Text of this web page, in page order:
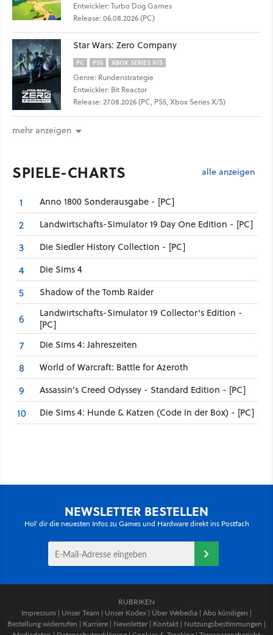
Entwickler: Turbo Dog Games
Release: 06.08.2026 (PC)
Star Wars: Zero Company
PC PS5 XBOX SERIES X/S
Genre: Rundenstrategie
Entwickler: Bit Reactor
Release: 27.08.2026 (PC, PS5, Xbox Series X/S)
mehr anzeigen
SPIELE-CHARTS alle anzeigen
1 Anno 1800 Sonderausgabe - [PC]
2 Landwirtschafts-Simulator 19 Day One Edition - [PC]
3 Die Siedler History Collection - [PC]
4 Die Sims 4
5 Shadow of the Tomb Raider
6
Landwirtschafts-Simulator 19 Collector's Edition -
[PC]
7 Die Sims 4: Jahreszeiten
8 World of Warcraft: Battle for Azeroth
9 Assassin's Creed Odyssey - Standard Edition - [PC]
10 Die Sims 4: Hunde & Katzen (Code in der Box) - [PC]
NEWSLETTER BESTELLEN
Hol' dir die neuesten Infos zu Games und Hardware direkt ins Postfach
RUBRIKEN
Impressum | Unser Team | Unser Kodex | Über Webedia | Abo kündigen |
Bestellung widerrufen | Karriere | Newsletter | Kontakt | Nutzungsbestimmungen |